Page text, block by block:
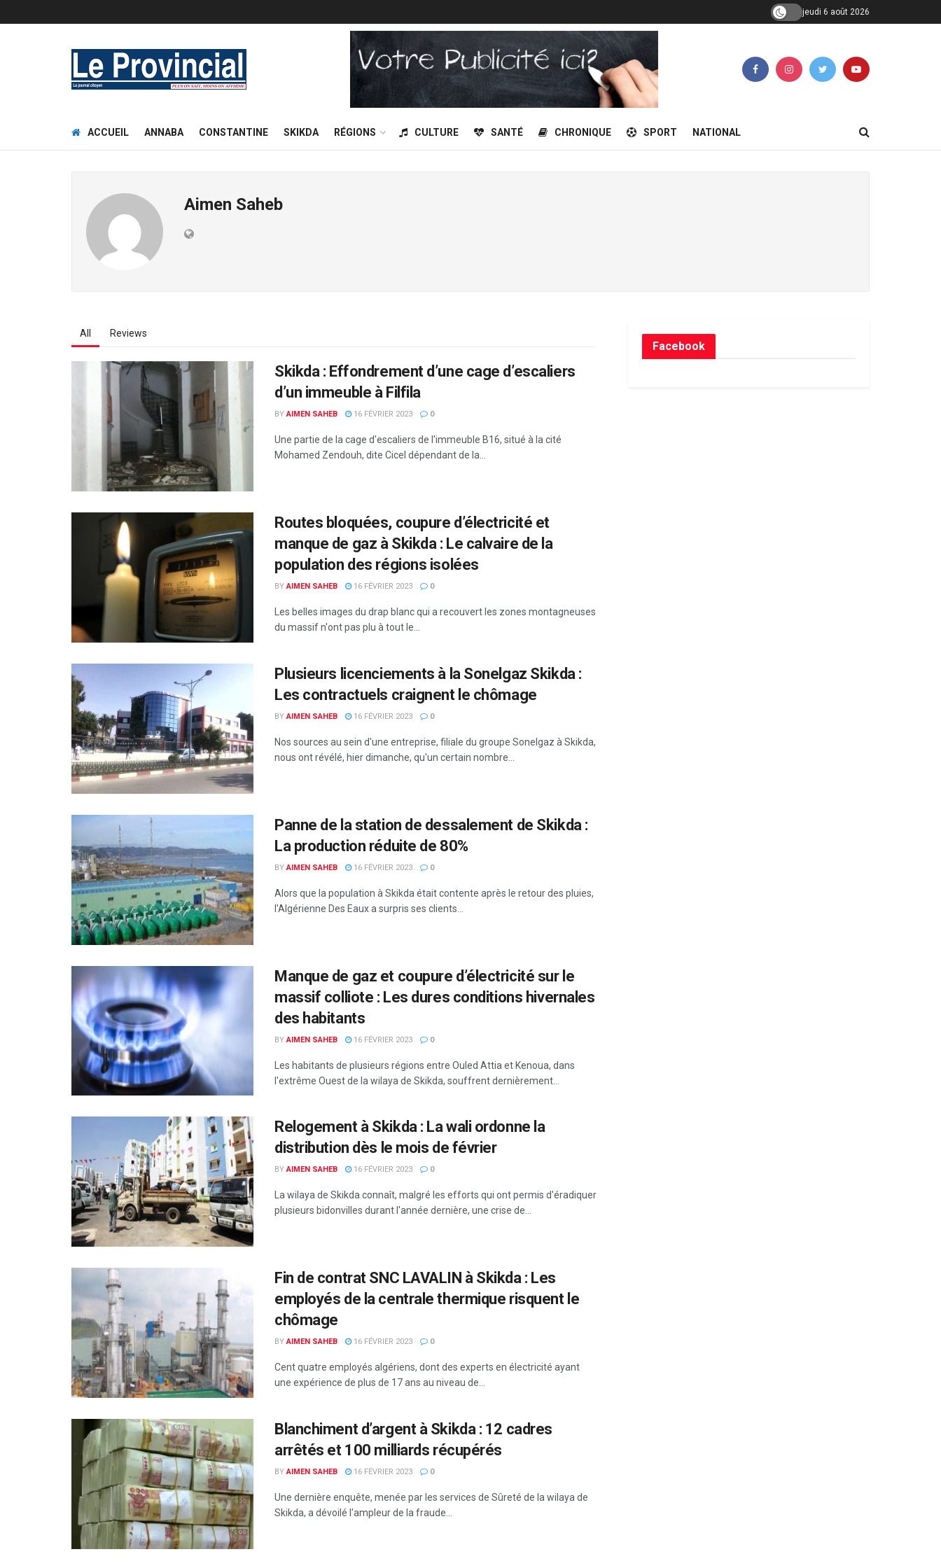
jeudi 6 août 2026
ACCUEIL ANNABA CONSTANTINE SKIKDA RÉGIONS CULTURE SANTÉ CHRONIQUE SPORT NATIONAL
Aimen Saheb
All Reviews
Skikda : Effondrement d’une cage d’escaliers
d’un immeuble à Filfila
BY AIMEN SAHEB 16 FÉVRIER 2023 0
Une partie de la cage d'escaliers de l'immeuble B16, situé à la cité
Mohamed Zendouh, dite Cicel dépendant de la...
Routes bloquées, coupure d’électricité et
manque de gaz à Skikda : Le calvaire de la
population des régions isolées
BY AIMEN SAHEB 16 FÉVRIER 2023 0
Les belles images du drap blanc qui a recouvert les zones montagneuses
du massif n'ont pas plu à tout le...
Plusieurs licenciements à la Sonelgaz Skikda :
Les contractuels craignent le chômage
BY AIMEN SAHEB 16 FÉVRIER 2023 0
Nos sources au sein d'une entreprise, filiale du groupe Sonelgaz à Skikda,
nous ont révélé, hier dimanche, qu'un certain nombre...
Panne de la station de dessalement de Skikda :
La production réduite de 80%
BY AIMEN SAHEB 16 FÉVRIER 2023 0
Alors que la population à Skikda était contente après le retour des pluies,
l'Algérienne Des Eaux a surpris ses clients...
Manque de gaz et coupure d’électricité sur le
massif colliote : Les dures conditions hivernales
des habitants
BY AIMEN SAHEB 16 FÉVRIER 2023 0
Les habitants de plusieurs régions entre Ouled Attia et Kenoua, dans
l'extrême Ouest de la wilaya de Skikda, souffrent dernièrement...
Relogement à Skikda : La wali ordonne la
distribution dès le mois de février
BY AIMEN SAHEB 16 FÉVRIER 2023 0
La wilaya de Skikda connaît, malgré les efforts qui ont permis d'éradiquer
plusieurs bidonvilles durant l'année dernière, une crise de...
Fin de contrat SNC LAVALIN à Skikda : Les
employés de la centrale thermique risquent le
chômage
BY AIMEN SAHEB 16 FÉVRIER 2023 0
Cent quatre employés algériens, dont des experts en électricité ayant
une expérience de plus de 17 ans au niveau de...
Blanchiment d’argent à Skikda : 12 cadres
arrêtés et 100 milliards récupérés
BY AIMEN SAHEB 16 FÉVRIER 2023 0
Une dernière enquête, menée par les services de Sûreté de la wilaya de
Skikda, a dévoilé l'ampleur de la fraude...
Facebook